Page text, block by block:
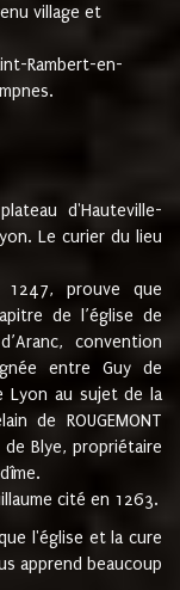
village et
Rambert-en-
d'Hauteville-
Le curier du lieu
1247, prouve que
de l’église de
convention
entre Guy de
Lyon au sujet de la
de ROUGEMONT
Blye, propriétaire
cité en 1263.
l'église et la cure
apprend beaucoup